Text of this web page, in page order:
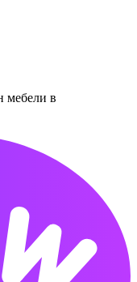
мебели в